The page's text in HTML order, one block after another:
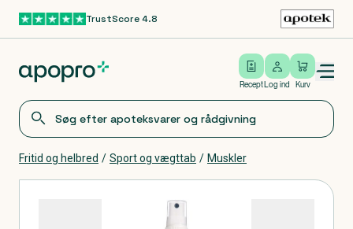
Gå til hovedindholdTrustScore 4.8
Recept
Log ind
Log ind Kurv
Open/close menu
Fritid og helbred / Sport og vægttab / Muskler